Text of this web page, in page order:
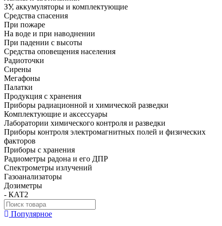
ЗУ, аккумуляторы и комплектующие
Средства спасения
При пожаре
На воде и при наводнении
При падении с высоты
Средства оповещения населения
Радиоточки
Сирены
Мегафоны
Палатки
Продукция с хранения
Приборы радиационной и химической разведки
Комплектующие и аксессуары
Лаборатории химического контроля и разведки
Приборы контроля электромагнитных полей и физических
факторов
Приборы с хранения
Радиометры радона и его ДПР
Спектрометры излучений
Газоанализаторы
Дозиметры
- КАТ2
Популярное